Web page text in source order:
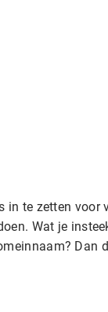
in te zetten voor
Wat je
Dan